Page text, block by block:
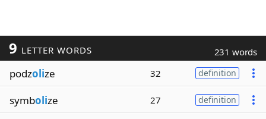
9 LETTER WORDS 231 words
podzolize 32 definition
symbolize 27 definition